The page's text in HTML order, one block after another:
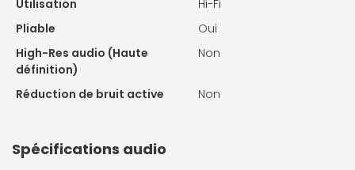
Utilisation
Hi-Fi
Pliable
Oui
High-Res audio (Haute
définition)
Non
Réduction de bruit active Non
Spécifications audio